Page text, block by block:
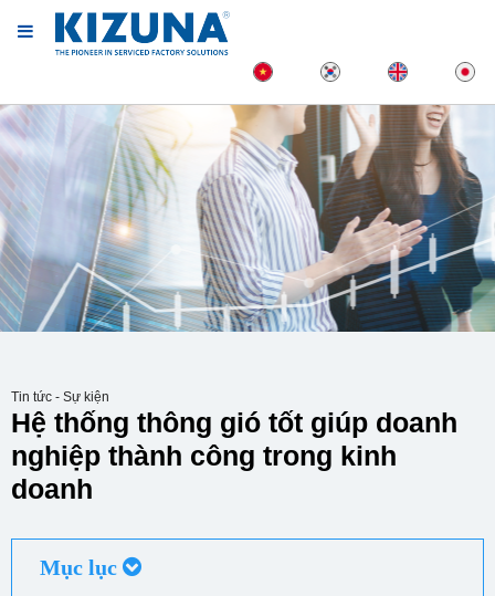
Tin tức - Sự kiện
Hệ thống thông gió tốt giúp doanh
nghiệp thành công trong kinh
doanh
Mục lục